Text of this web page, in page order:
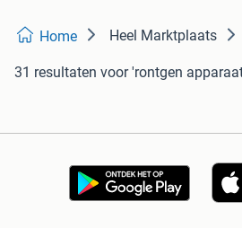
Home Heel Marktplaats
31 resultaten voor 'rontgen